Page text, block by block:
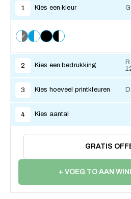
1 Kies een kleur
2 Kies een bedrukking
3 Kies hoeveel printkleuren
4 Kies aantal
GRATIS
+ VOEG TO AAN